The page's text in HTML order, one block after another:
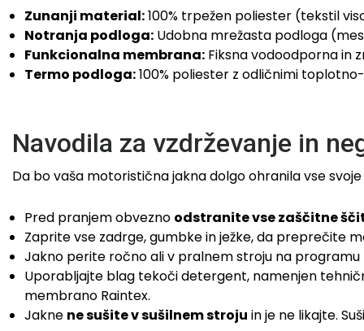
Zunanji material:100% trpežen poliester (tekstil
Notranja podloga: Udobna mrežasta podloga
Funkcionalna membrana: Fiksna vodoodporna in
Termo podloga:100% poliester z odličnimi
Navodila za vzdrževanje in
Da bo vaša motoristična jakna dolgo ohranila vse
Pred pranjem obvezno odstranite vse zaščitne
Zaprite vse zadrge, gumbke in ježke, da preprečite
Jakno perite ročno ali v pralnem stroju na
Uporabljajte blag tekoči detergent, namenjen
membrano Raintex.
Jakne ne sušite v sušilnem stroju in je ne likajte.